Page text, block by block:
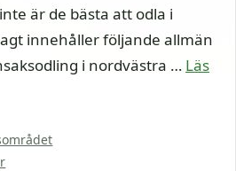
är de bästa att odla i
innehåller följande allmän
i nordvästra … Läs